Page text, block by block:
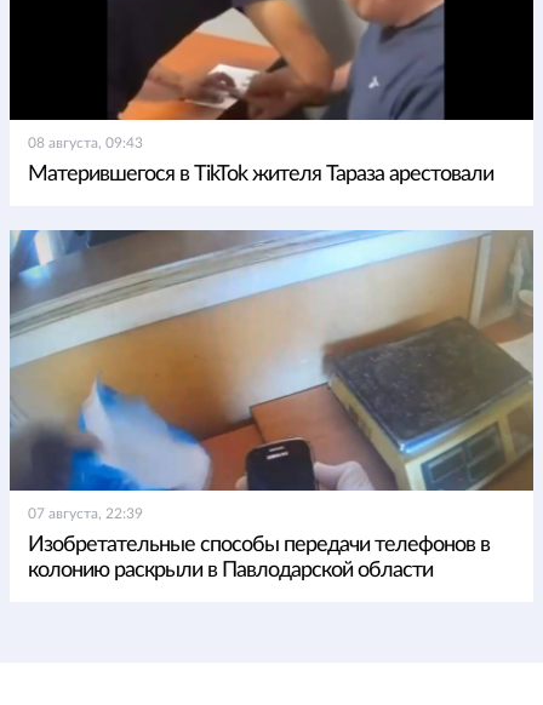
08 августа, 09:43
Матерившегося в TikTok жителя Тараза арестовали
07 августа, 22:39
Изобретательные способы передачи телефонов в
колонию раскрыли в Павлодарской области